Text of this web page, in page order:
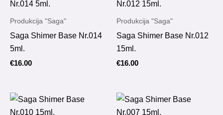
Produkcija "Saga"
Saga Shimer Base Nr.014
5ml.
€16.00
Produkcija "Saga"
Saga Shimer Base Nr.012
15ml.
€16.00